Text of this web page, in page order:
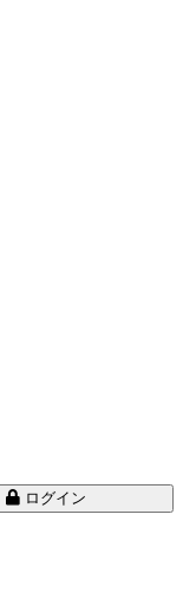
ログイン